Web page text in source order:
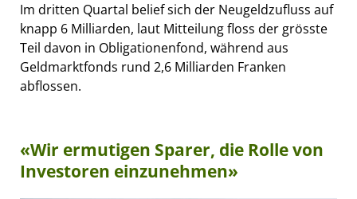
Im dritten Quartal belief sich der Neugeldzufluss auf
knapp 6 Milliarden, laut Mitteilung floss der grösste
Teil davon in Obligationenfond, während aus
Geldmarktfonds rund 2,6 Milliarden Franken
abflossen.
«Wir ermutigen Sparer, die Rolle von
Investoren einzunehmen»